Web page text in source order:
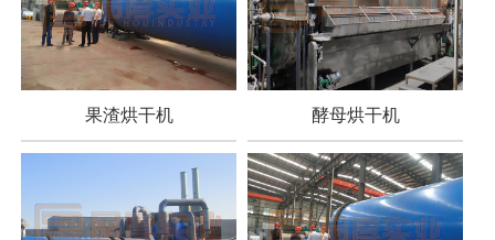
果渣烘干机 酵母烘干机